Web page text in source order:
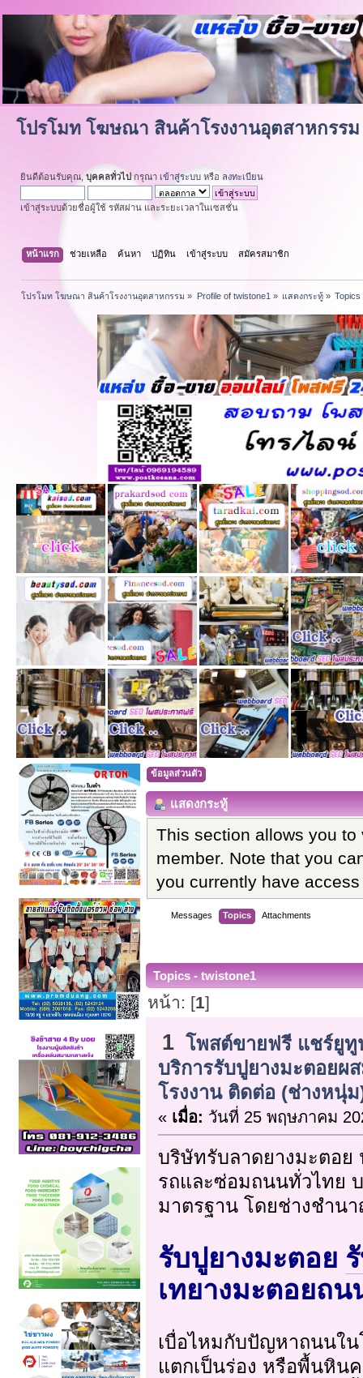
โปรโมท โฆษณา สินค้าโรงงานอุตสาหกรรม
ยินดีต้อนรับคุณ,บุคคลทั่วไปกรุณา เข้าสู่ระบบ หรือ ลงทะเบียน
เข้าสู่ระบบด้วยชื่อผู้ใช้ รหัสผ่าน และระยะเวลาในเซสชั่น
หน้าแรก ช่วยเหลือ ค้นหา ปฏิทิน เข้าสู่ระบบ สมัครสมาชิก
โปรโมท โฆษณา สินค้าโรงงานอุตสาหกรรม » Profile of twistone1 » แสดงกระทู้» Topics
ข้อมูลส่วนตัว
แสดงกระทู้
This section allows you
member. Note that you
you currently have
Messages Topics Attachments
Topics - twistone1
หน้า: [1]
1 โพสต์ขายฟรี แชร์ยูทู
บริการรับปูยางมะตอยผ
โรงงาน ติดต่อ (ช่างหนุ่ม
« เมื่อ: วันที่ 25 พฤษภาคม
บริษัทรับลาดยางมะตอ
รถและซ่อมถนนทั่วไทย
มาตรฐาน โดยช่างชำน
รับปูยางมะตอย
เทยางมะตอยถน
เบื่อไหมกับปัญหาถนนใน
แตกเป็นร่อง หรือพื้นหิน